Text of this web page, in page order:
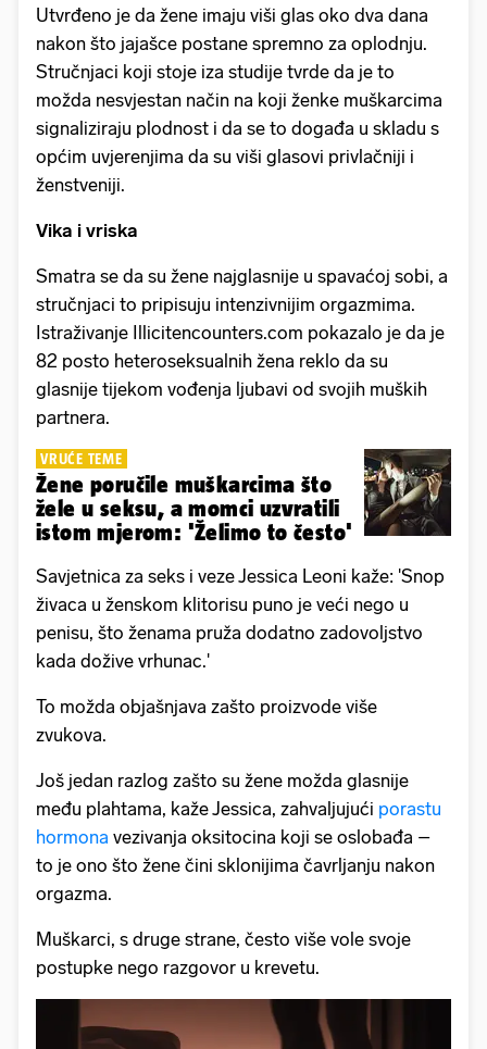
Utvrđeno je da žene imaju viši glas oko dva dana
nakon što jajašce postane spremno za oplodnju.
Stručnjaci koji stoje iza studije tvrde da je to
možda nesvjestan način na koji ženke muškarcima
signaliziraju plodnost i da se to događa u skladu s
općim uvjerenjima da su viši glasovi privlačniji i
ženstveniji.
Vika i vriska
Smatra se da su žene najglasnije u spavaćoj sobi, a
stručnjaci to pripisuju intenzivnijim orgazmima.
Istraživanje Illicitencounters.com pokazalo je da je
82 posto heteroseksualnih žena reklo da su
glasnije tijekom vođenja ljubavi od svojih muških
partnera.
VRUĆE TEME
Žene poručile muškarcima što
žele u seksu, a momci uzvratili
istom mjerom: 'Želimo to često'
Savjetnica za seks i veze Jessica Leoni kaže: 'Snop
živaca u ženskom klitorisu puno je veći nego u
penisu, što ženama pruža dodatno zadovoljstvo
kada dožive vrhunac.'
To možda objašnjava zašto proizvode više
zvukova.
Još jedan razlog zašto su žene možda glasnije
među plahtama, kaže Jessica, zahvaljujući porastu
hormona vezivanja oksitocina koji se oslobađa –
to je ono što žene čini sklonijima čavrljanju nakon
orgazma.
Muškarci, s druge strane, često više vole svoje
postupke nego razgovor u krevetu.